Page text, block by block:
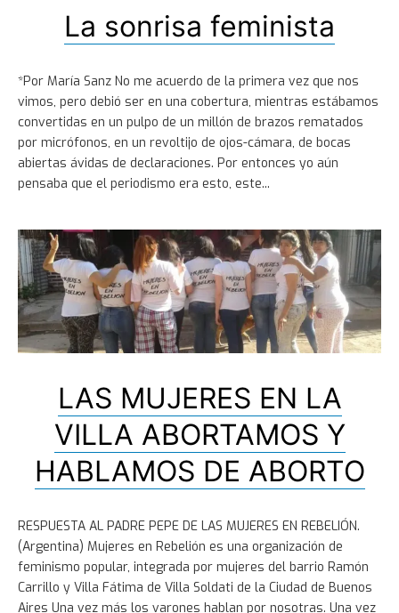
La sonrisa feminista
*Por María Sanz No me acuerdo de la primera vez que nos
vimos, pero debió ser en una cobertura, mientras estábamos
convertidas en un pulpo de un millón de brazos rematados
por micrófonos, en un revoltijo de ojos-cámara, de bocas
abiertas ávidas de declaraciones. Por entonces yo aún
pensaba que el periodismo era esto, este
LAS MUJERES EN LA
VILLA ABORTAMOS Y
HABLAMOS DE ABORTO
RESPUESTA AL PADRE PEPE DE LAS MUJERES EN REBELIÓN.
(Argentina) Mujeres en Rebelión es una organización de
feminismo popular, integrada por mujeres del barrio Ramón
Carrillo y Villa Fátima de Villa Soldati de la Ciudad de Buenos
Aires Una vez más los varones hablan por nosotras. Una vez